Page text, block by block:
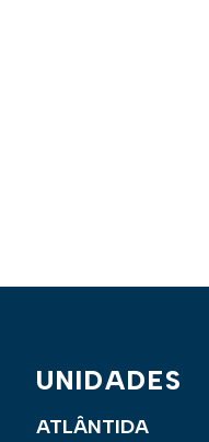
UNIDADES
ATLÂNTIDA